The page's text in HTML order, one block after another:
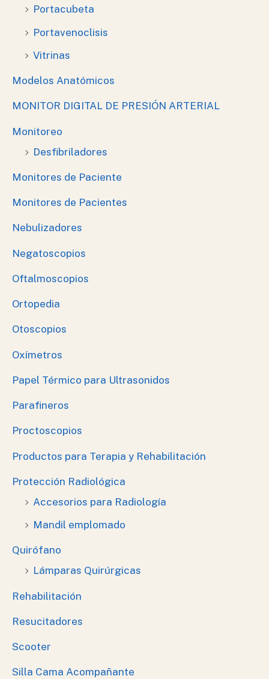
Portacubeta
Portavenoclisis
Vitrinas
Modelos Anatómicos
MONITOR DIGITAL DE PRESIÓN ARTERIAL
Monitoreo
Desfibriladores
Monitores de Paciente
Monitores de Pacientes
Nebulizadores
Negatoscopios
Oftalmoscopios
Ortopedia
Otoscopios
Oxímetros
Papel Térmico para Ultrasonidos
Parafineros
Proctoscopios
Productos para Terapia y Rehabilitación
Protección Radiológica
Accesorios para Radiología
Mandil emplomado
Quirófano
Lámparas Quirúrgicas
Rehabilitación
Resucitadores
Scooter
Silla Cama Acompañante